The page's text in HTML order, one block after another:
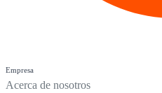
Empresa
Acerca de nosotros